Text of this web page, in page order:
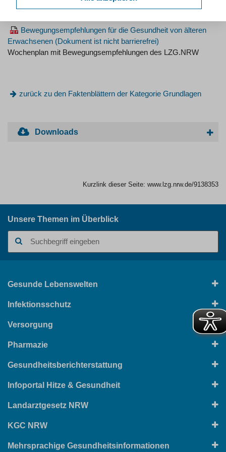
Wochenplan mit Bewegungsempfehlungen des LZG.NRW
Bewegungsempfehlungen für die Gesundheit von älteren
Erwachsenen
Wochenplan mit Bewegungsempfehlungen des LZG.NRW
zurück zu den Faktenblättern der Kategorie Grundlagen
Downloads
Kurzlink dieser Seite: www.lzg.nrw.de/9138353
Unsere Themen im Überblick
Gesunde Lebenswelten
Infektionsschutz
Versorgung
Pharmazie
Gesundheitsberichterstattung
Infoportal Hitze & Gesundheit
Landarztgesetz NRW
KGC NRW
Mehrsprachige Gesundheitsinformationen